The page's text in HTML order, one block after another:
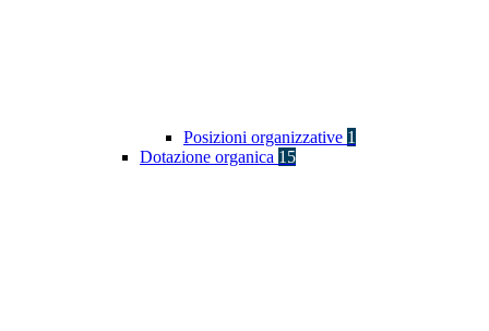
Posizioni organizzative 1
Dotazione organica 15